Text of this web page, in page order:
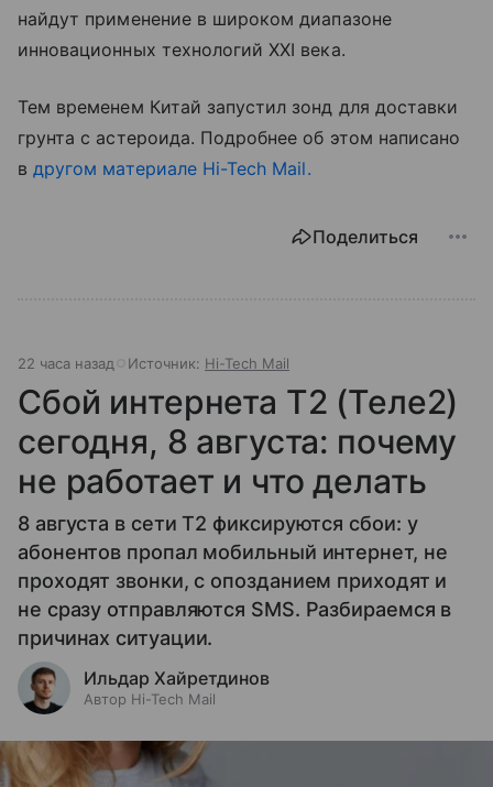
найдут применение в широком диапазоне
инновационных технологий XXI века.
Тем временем Китай запустил зонд для доставки
грунта с астероида. Подробнее об этом написано
вдругом материале Hi-Tech Mail.
Поделиться
22 часа назад Источник: Hi-Tech Mail
Сбой интернета T2 (Теле2)
сегодня, 8 августа: почему
не работает и что делать
8 августа в сети T2 фиксируются сбои: у
абонентов пропал мобильный интернет, не
проходят звонки, с опозданием приходят и
не сразу отправляются SMS. Разбираемся в
причинах ситуации.
Ильдар Хайретдинов
Автор Hi-Tech Mail